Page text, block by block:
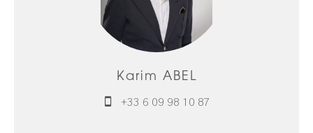
Karim ABEL
+33 6 09 98 10 87